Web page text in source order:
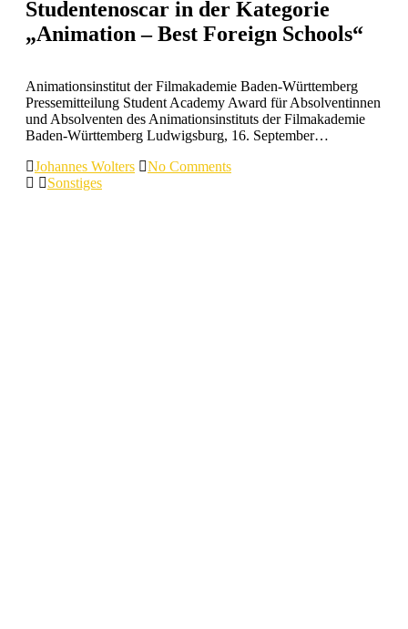
Studentenoscar in der Kategorie
„Animation – Best Foreign Schools“
Animationsinstitut der Filmakademie Baden-Württemberg
Pressemitteilung Student Academy Award für Absolventinnen
und Absolventen des Animationsinstituts der Filmakademie
Baden-Württemberg Ludwigsburg, 16. September…
Johannes Wolters
No Comments
Sonstiges